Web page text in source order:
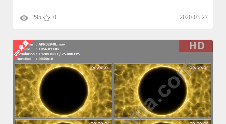
295 0 2020-03-27